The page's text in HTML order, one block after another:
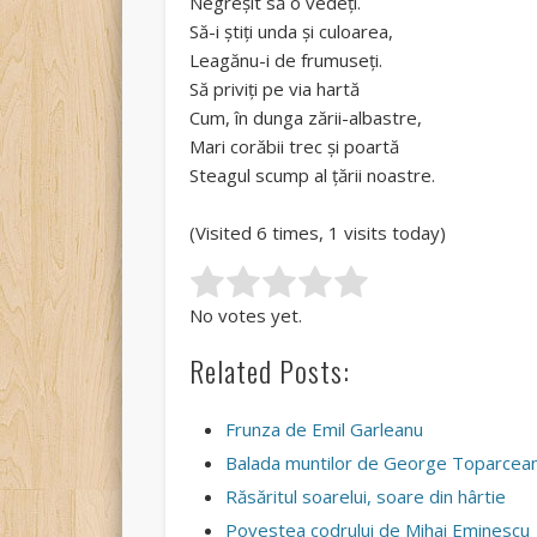
Să-i știți unda și culoarea,
Leagănu-i de frumuseți.
Să priviți pe via hartă
Cum, în dunga zării-albastre,
Mari corăbii trec și poartă
Steagul scump al țării noastre.
(Visited 6 times, 1 visits today)
Rate this item:
No votes yet.
Related Posts:
Frunza de Emil Garleanu
Balada muntilor de George
Răsăritul soarelui, soare din hârtie
Povestea codrului de Mihai Eminescu